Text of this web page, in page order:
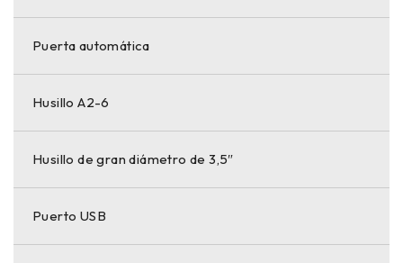
Puerta automática
Husillo A2-6
Husillo de gran diámetro de 3,5″
Puerto USB